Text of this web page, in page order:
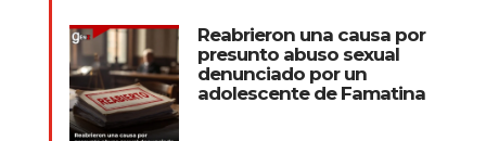
Reabrieron una causa por
presunto abuso sexual
denunciado por un
adolescente de Famatina